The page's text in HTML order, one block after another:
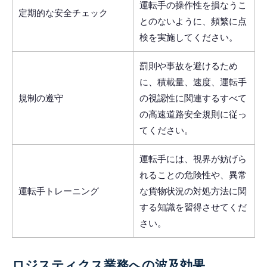
定期的な安全チェック
運転手の操作性を損なうこ
とのないように、頻繁に点
検を実施してください。
規制の遵守
罰則や事故を避けるため
に、積載量、速度、運転手
の視認性に関連するすべて
の高速道路安全規則に従っ
てください。
運転手トレーニング
運転手には、視界が妨げら
れることの危険性や、異常
な貨物状況の対処方法に関
する知識を習得させてくだ
さい。